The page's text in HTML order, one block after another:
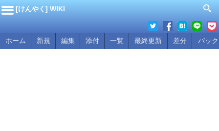
[けんやく] WIKI
ホーム 新規 編集 添付 一覧 最終更新 差分 バッ